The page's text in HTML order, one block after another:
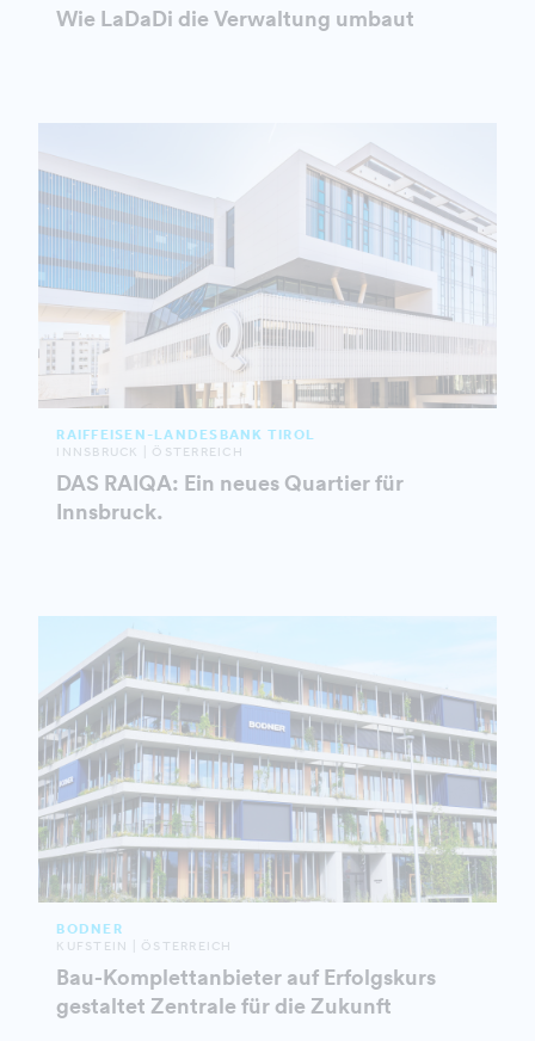
Wie LaDaDi die Verwaltung umbaut
RAIFFEISEN-LANDESBANK TIROL
INNSBRUCK | ÖSTERREICH
DAS RAIQA: Ein neues Quartier für
Innsbruck.
BODNER
KUFSTEIN | ÖSTERREICH
Bau-Komplettanbieter auf Erfolgskurs
gestaltet Zentrale für die Zukunft